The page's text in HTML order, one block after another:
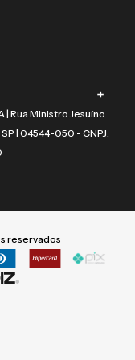
+
| Rua Ministro Jesuíno
SP | 04544-050 - CNPJ:
reservados